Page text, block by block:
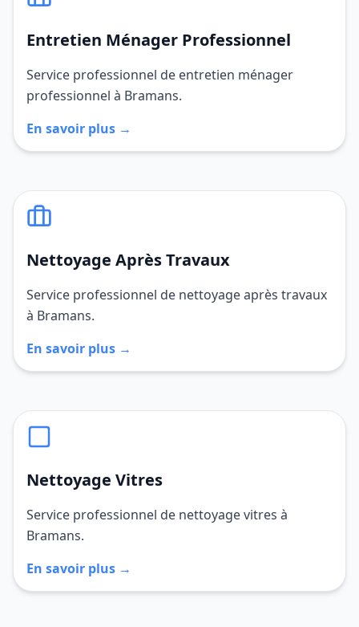
Entretien Ménager Professionnel
Service professionnel de entretien ménager
professionnel à Bramans.
En savoir plus →
Nettoyage Après Travaux
Service professionnel de nettoyage après travaux
à Bramans.
En savoir plus →
Nettoyage Vitres
Service professionnel de nettoyage vitres à
Bramans.
En savoir plus →